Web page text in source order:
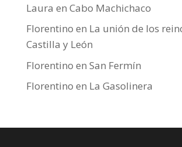
Laura en Cabo Machichaco
Florentino en La unión de los
Castilla y León
Florentino en San Fermín
Florentino en La Gasolinera